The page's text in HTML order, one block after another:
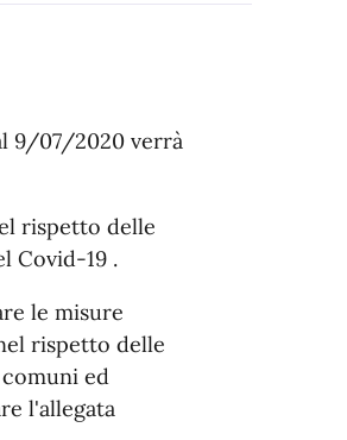
9/07/2020 verrà
rispetto delle
Covid-19 .
le misure
rispetto delle
ed
l'allegata